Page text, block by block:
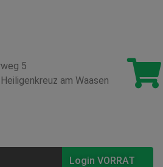
5
am Waasen
Login VORRAT